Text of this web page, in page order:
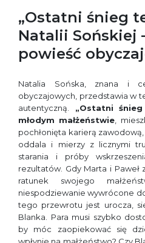
„Ostatni śnieg
Natalii Sońskiej
powieść
Natalia Sońska, znana i
obyczajowych, przedstawia w
autentyczną. „Ostatni
młodym małżeństwie,
pochłonięta karierą
oddala i mierzy z licznymi
starania i próby
rezultatów. Gdy Marta i Paweł
ratunek swojego
niespodziewanie wywrócone
tego przewrotu jest urocza,
Blanka. Para musi szybko
by móc zaopiekować się